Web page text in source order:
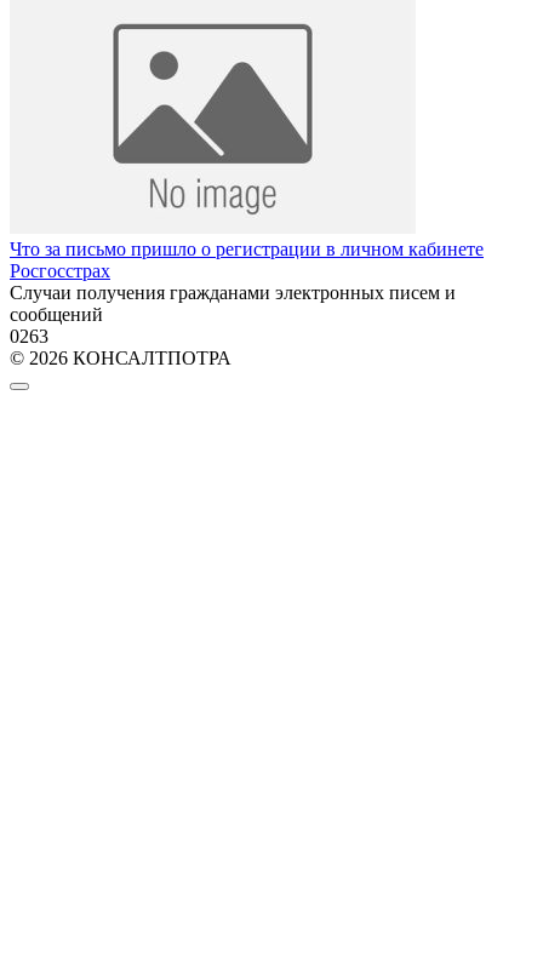
Что за письмо пришло о регистрации в личном кабинете
Росгосстрах
Случаи получения гражданами электронных писем и
сообщений
0263
© 2026 КОНСАЛТПОТРА